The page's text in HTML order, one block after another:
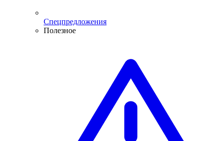
Спецпредложения
Полезное